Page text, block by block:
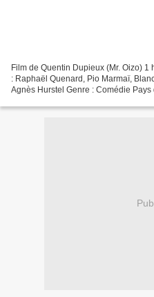
Film de Quentin Dupieux (Mr. Oizo)
: Raphaël Quenard, Pio Marmaï,
Agnès Hurstel Genre : Comédie Pays